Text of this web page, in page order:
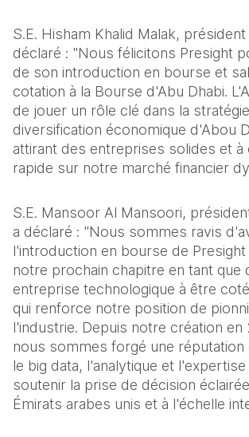
S.E. Hisham Khalid Malak, président
déclaré : "Nous félicitons Presight
de son introduction en bourse et
cotation à la Bourse d'Abu Dhabi.
de jouer un rôle clé dans la
diversification économique d'Abou
attirant des entreprises solides et à
rapide sur notre marché financier
S.E. Mansoor Al Mansoori,
a déclaré : "Nous sommes ravis
l'introduction en bourse de
notre prochain chapitre en tant que
entreprise technologique à être
qui renforce notre position de
l'industrie. Depuis notre création en
nous sommes forgé une réputation
le big data, l'analytique et
soutenir la prise de décision
Émirats arabes unis et à l'échelle